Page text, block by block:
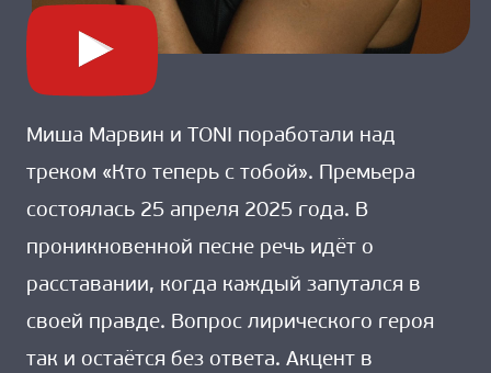
Миша Марвин и TONI поработали над
треком «Кто теперь с тобой». Премьера
состоялась 25 апреля 2025 года. В
проникновенной песне речь идёт о
расставании, когда каждый запутался в
своей правде. Вопрос лирического героя
так и остаётся без ответа. Акцент в